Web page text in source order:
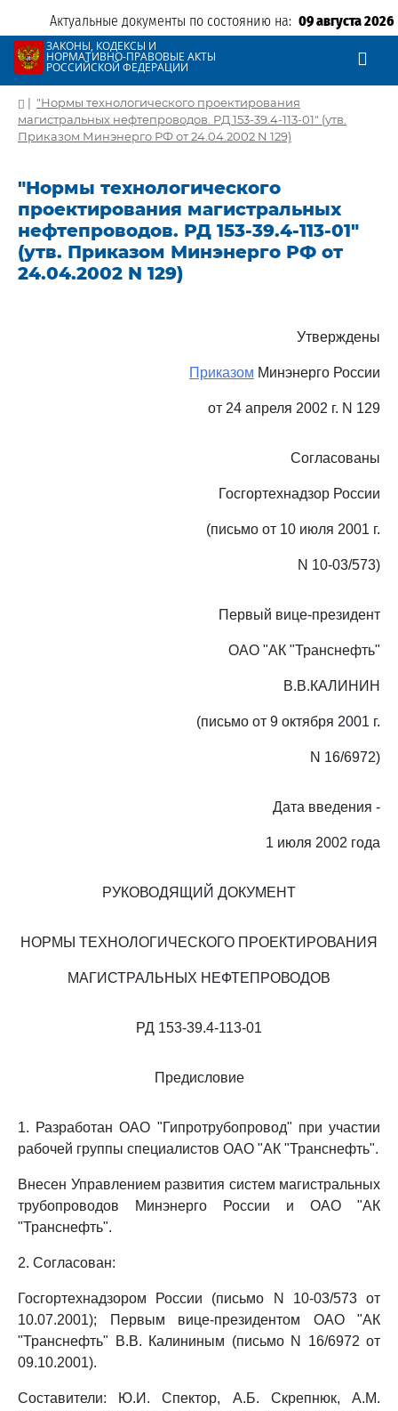
Актуальные документы по состоянию на: 09 августа 2026
ЗАКОНЫ, КОДЕКСЫ И
НОРМАТИВНО-ПРАВОВЫЕ АКТЫ
РОССИЙСКОЙ ФЕДЕРАЦИИ
| "Нормы технологического проектирования
магистральных нефтепроводов. РД 153-39.4-113-01" (утв.
Приказом Минэнерго РФ от 24.04.2002 N 129)
"Нормы технологического
проектирования магистральных
нефтепроводов. РД 153-39.4-113-01"
(утв. Приказом Минэнерго РФ от
24.04.2002 N 129)
Утверждены
Приказом Минэнерго России
от 24 апреля 2002 г. N 129
Согласованы
Госгортехнадзор России
(письмо от 10 июля 2001 г.
N 10-03/573)
Первый вице-президент
ОАО "АК "Транснефть"
В.В.КАЛИНИН
(письмо от 9 октября 2001 г.
N 16/6972)
Дата введения -
1 июля 2002 года
РУКОВОДЯЩИЙ ДОКУМЕНТ
НОРМЫ ТЕХНОЛОГИЧЕСКОГО ПРОЕКТИРОВАНИЯ
МАГИСТРАЛЬНЫХ НЕФТЕПРОВОДОВ
РД 153-39.4-113-01
Предисловие
1. Разработан ОАО "Гипротрубопровод" при участии
рабочей группы специалистов ОАО "АК "Транснефть".
Внесен Управлением развития систем магистральных
трубопроводов Минэнерго России и ОАО "АК
"Транснефть".
2. Согласован:
Госгортехнадзором России (письмо N 10-03/573 от
10.07.2001); Первым вице-президентом ОАО "АК
"Транснефть" В.В. Калининым (письмо N 16/6972 от
09.10.2001).
Составители: Ю.И. Спектор, А.Б. Скрепнюк, А.М.